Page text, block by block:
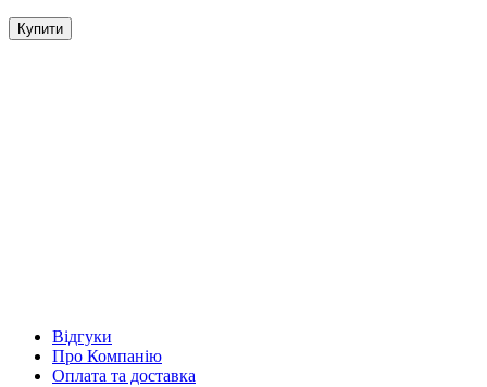
Купити
Відгуки
Про Компанію
Оплата та доставка